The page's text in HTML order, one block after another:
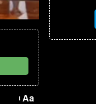
Aa